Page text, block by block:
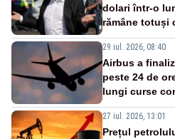
dolari într-o
rămâne totuși
29 iul. 2026, 08:40
Airbus a
peste 24 de
lungi curse
27 iul. 2026, 13:01
Prețul